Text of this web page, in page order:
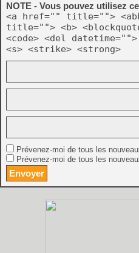
NOTE - Vous pouvez utilisez
<a href="" title="">
title=""> <b>
<code> <del
<s> <strike> <strong>
Prévenez-moi de tous les
Prévenez-moi de tous les